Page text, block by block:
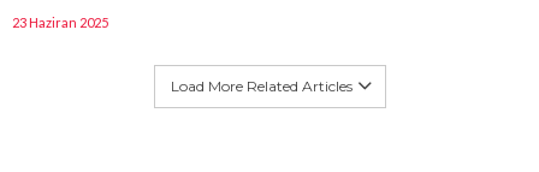
23 Haziran 2025
Load More Related Articles